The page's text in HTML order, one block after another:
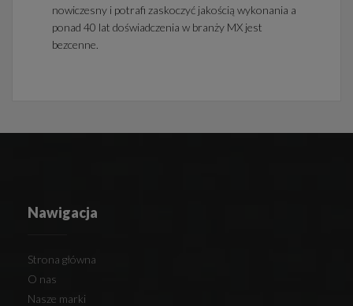
nowiczesny i potrafi zaskoczyć jakością wykonania a
ponad 40 lat doświadczenia w branży MX jest
bezcenne.
Nawigacja
Strona główna
O nas
Nasze marki